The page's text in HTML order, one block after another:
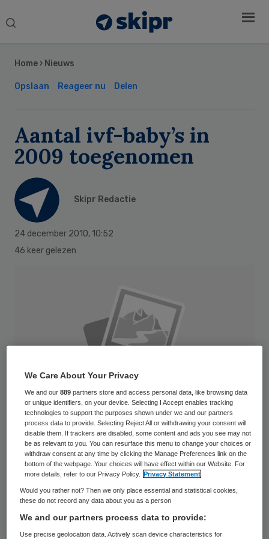
Search
Home › Nieuws
Opslaan Reageer nu Delen
Aantal ivf-baby’s in
2009 toegenomen
Skipr Redactie
24 december 2010, 10:52
46 keer gelezen
Een op de 38 baby’s, die in 2009 zijn
geboren, is een ivf-baby. Het aantal
kunstmatig verwekte kinderen is daarmee
opnieuw gegroeid. Het aantal meerlingen
Sidebar
We Care About Your Privacy
We and our889 partners store and access personal data, like browsing data
or unique identifiers, on your device. Selecting I Accept enables tracking
technologies to support the purposes shown under we and our partners
process data to provide. Selecting Reject All or withdrawing your consent will
disable them. If trackers are disabled, some content and ads you see may not
be as relevant to you. You can resurface this menu to change your choices or
withdraw consent at any time by clicking the Manage Preferences link on the
bottom of the webpage. Your choices will have effect within our Website. For
more details, refer to our Privacy Policy.
Privacy Statement
Would you rather not? Then we only place essential and statistical cookies,
these do not record any data about you as a person
We and our partners process data to provide:
Use precise geolocation data. Actively scan device characteristics for